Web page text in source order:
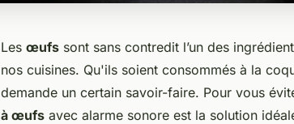
Les œufs sont sans contredit l’un des
nos cuisines. Qu'ils soient consommés à la
demande un certain savoir-faire. Pour vous
à œufs avec alarme sonore est la solution